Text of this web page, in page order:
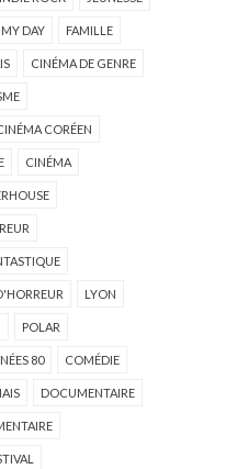
DAY FAMILLE
CINÉMA DE GENRE
CORÉEN
CINÉMA
LYON
POLAR
80 COMÉDIE
DOCUMENTAIRE